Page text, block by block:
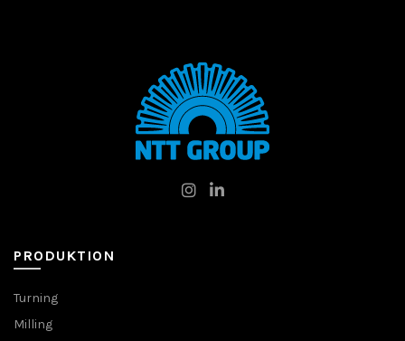
PRODUKTION
Turning
Milling